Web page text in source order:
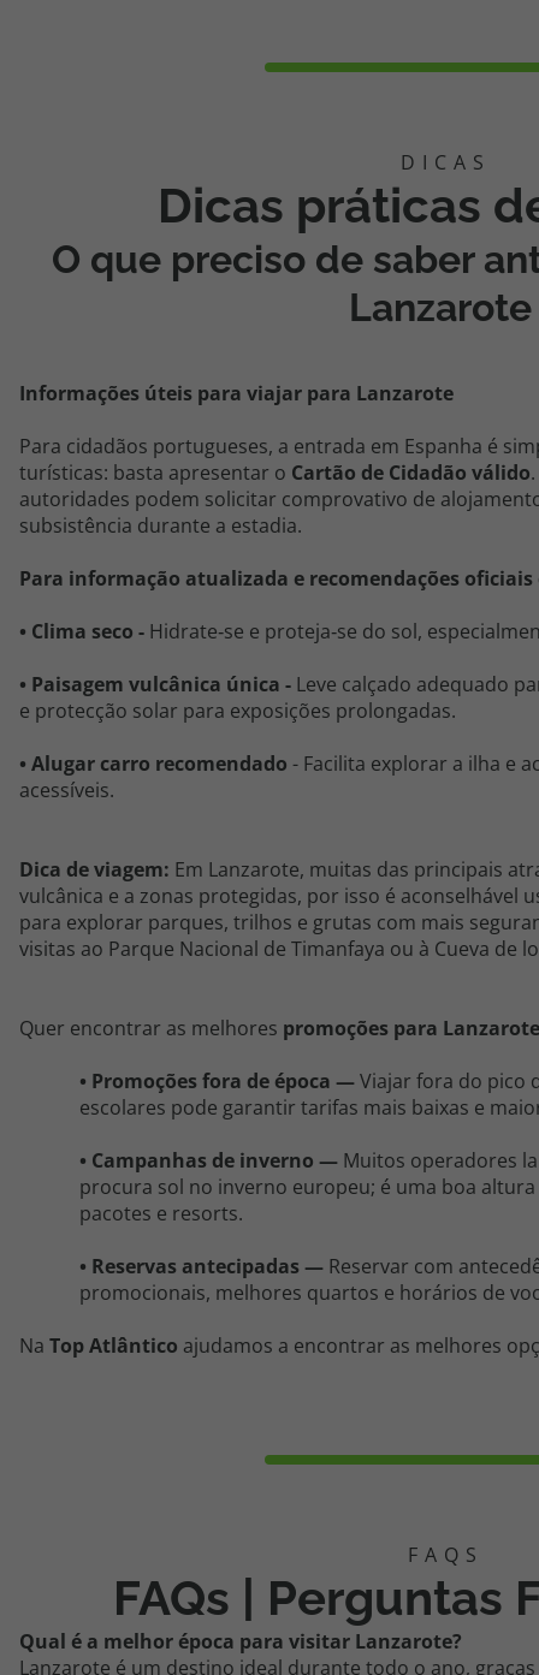
Dicas práticas
O que preciso de saber
Lanzarote
Informações úteis para viajar para Lanzarote
Para cidadãos portugueses, a entrada em Espanha é
turísticas: basta apresentar o Cartão de Cidadão válido
autoridades podem solicitar comprovativo de
subsistência durante a estadia.
Para informação atualizada e recomendações
• Clima seco - Hidrate‑se e proteja‑se do sol,
• Paisagem vulcânica única - Leve calçado adequado
e protecção solar para exposições prolongadas.
• Alugar carro recomendado - Facilita explorar a ilha e
acessíveis.
Dica de viagem: Em Lanzarote, muitas das principais
vulcânica e a zonas protegidas, por isso é aconselhável
para explorar parques, trilhos e grutas com mais
visitas ao Parque Nacional de Timanfaya ou à Cueva de
Quer encontrar as melhores promoções para Lanzarote
• Promoções fora de época —Viajar fora do pico
escolares pode garantir tarifas mais baixas e
• Campanhas de inverno — Muitos operadores
procura sol no inverno europeu; é uma boa
pacotes e resorts.
• Reservas antecipadas— Reservar com
promocionais, melhores quartos e horários de
Na Top Atlântico ajudamos a encontrar as melhores
FAQs | Perguntas
Qual é a melhor época para visitar Lanzarote?
Lanzarote é um destino ideal durante todo o ano,